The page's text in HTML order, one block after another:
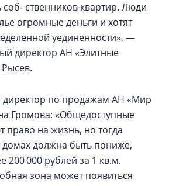
ственников квартир. Люди
огромные деньги и хотят
уединенности», —
директор АН «Элитные
директор по продажам АН «Мир
Громова: «Общедоступные
на жизнь, но тогда
домах должна быть пониже,
200 000 рублей за 1 кв.м.
зона может появиться